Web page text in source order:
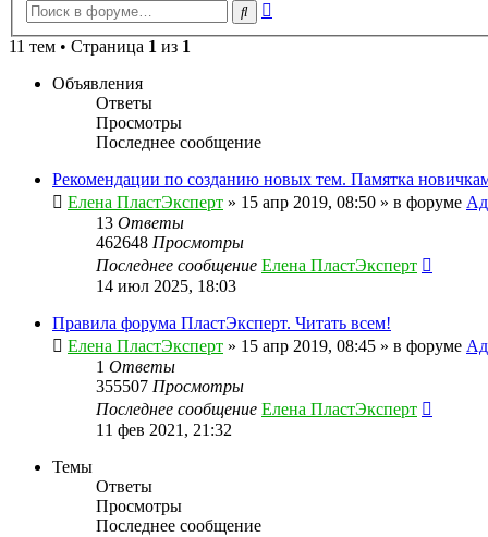
Поиск
11 тем • Страница 1 из 1
Объявления
Ответы
Просмотры
Последнее сообщение
Рекомендации по созданию новых тем. Памятка
Елена ПластЭксперт » 15 апр 2019, 08:50 » в форуме
13 Ответы
462648 Просмотры
Последнее сообщение Елена ПластЭксперт
14 июл 2025, 18:03
Правила форума ПластЭксперт. Читать всем!
Елена ПластЭксперт » 15 апр 2019, 08:45 » в форуме
1 Ответы
355507 Просмотры
Последнее сообщение Елена ПластЭксперт
11 фев 2021, 21:32
Темы
Ответы
Просмотры
Последнее сообщение